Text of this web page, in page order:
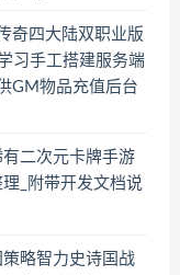
奇四大陆双职业版
习手工搭建服务端
GM物品充值后台
二次元卡牌手游
_附带开发文档说
略智力史诗国战